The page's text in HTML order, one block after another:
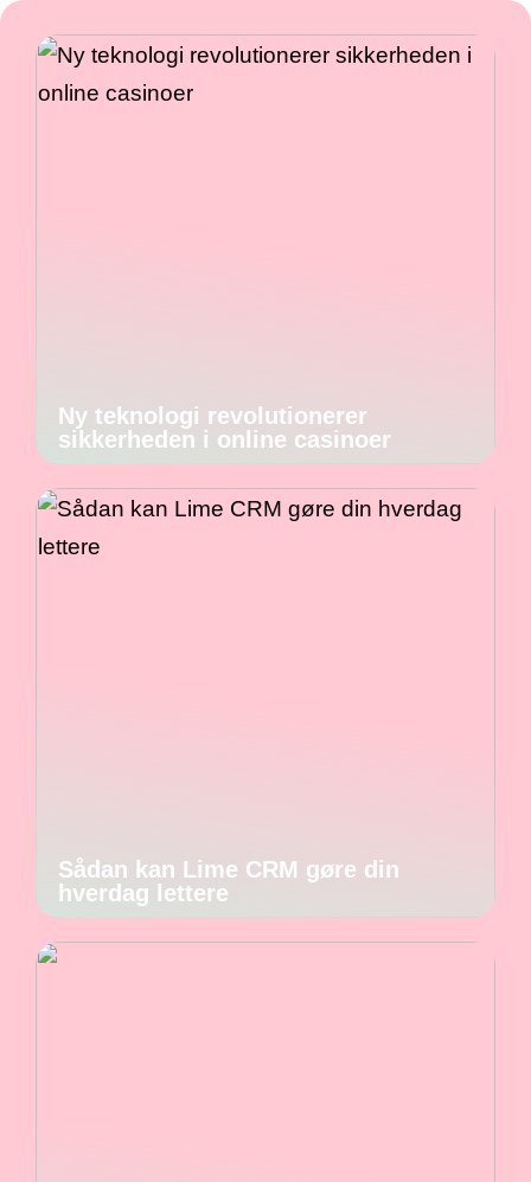
Ny teknologi revolutionerer
sikkerheden i online casinoer
Sådan kan Lime CRM gøre din
hverdag lettere